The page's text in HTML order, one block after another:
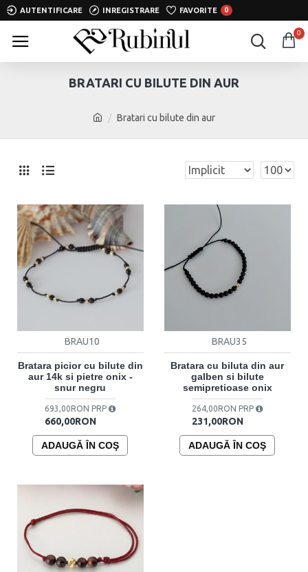
AUTENTIFICARE INREGISTRARE FAVORITE 0
0
Bratari cu bilute din aur
BRATARI CU BILUTE DIN AUR
BRAU10
Bratara picior cu bilute din
aur 14k si pietre onix -
snur negru
660,00RON
693,00RON PRP
ADAUGĂ ÎN COŞ
BRAU35
Bratara cu biluta din aur
galben si bilute
semipretioase onix
231,00RON
264,00RON PRP
ADAUGĂ ÎN COŞ